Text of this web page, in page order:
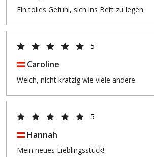
Ein tolles Gefühl, sich ins Bett zu legen.
5
Caroline
Weich, nicht kratzig wie viele andere.
5
Hannah
Mein neues Lieblingsstück!